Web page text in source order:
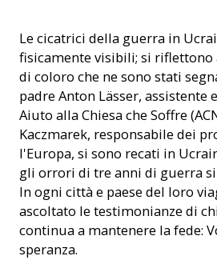
Le cicatrici della guerra in
fisicamente visibili; si riflettono
di coloro che ne sono stati
padre Anton Lässer, assistente
Aiuto alla Chiesa che Soffre
Kaczmarek, responsabile dei
l'Europa, si sono recati in
gli orrori di tre anni di guerra
In ogni città e paese del loro
ascoltato le testimonianze di
continua a mantenere la fede:
speranza.